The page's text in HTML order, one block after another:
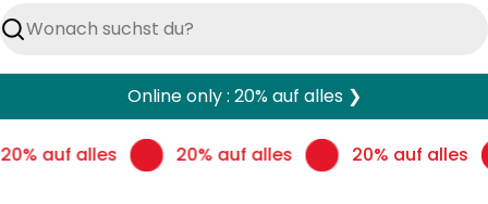
Suchen
Online only : 20% auf alles ❯
auf alles 20% auf alles 20% auf alles